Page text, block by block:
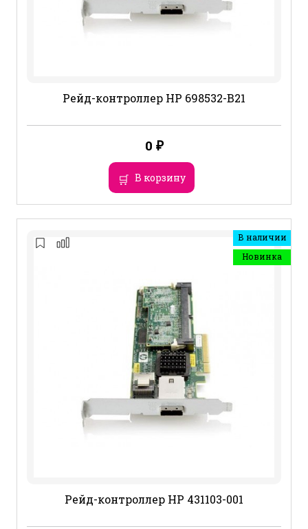
Рейд-контроллер HP 698532-B21
0 ₽
В корзину
В наличии
Новинка
Рейд-контроллер HP 431103-001